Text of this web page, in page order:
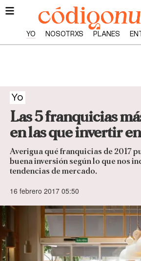
YO NOSOTRXS PLANES
Yo
Las 5 franquicias
en las que invertir
Averigua qué franquicias de 2017
buena inversión según lo que nos
tendencias de mercado.
16 febrero 2017 05:50